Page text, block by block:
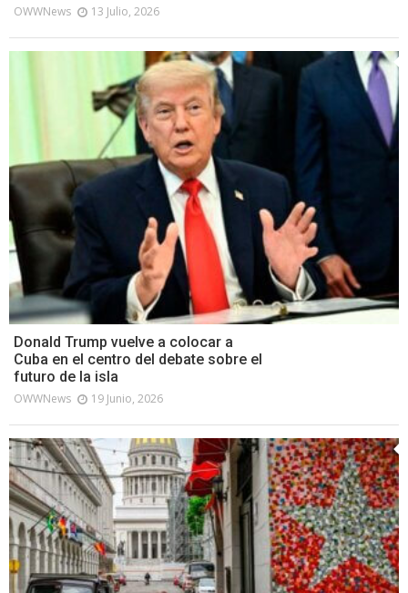
OWWNews 13 Julio, 2026
Donald Trump vuelve a colocar a
Cuba en el centro del debate sobre el
futuro de la isla
OWWNews 19 Junio, 2026